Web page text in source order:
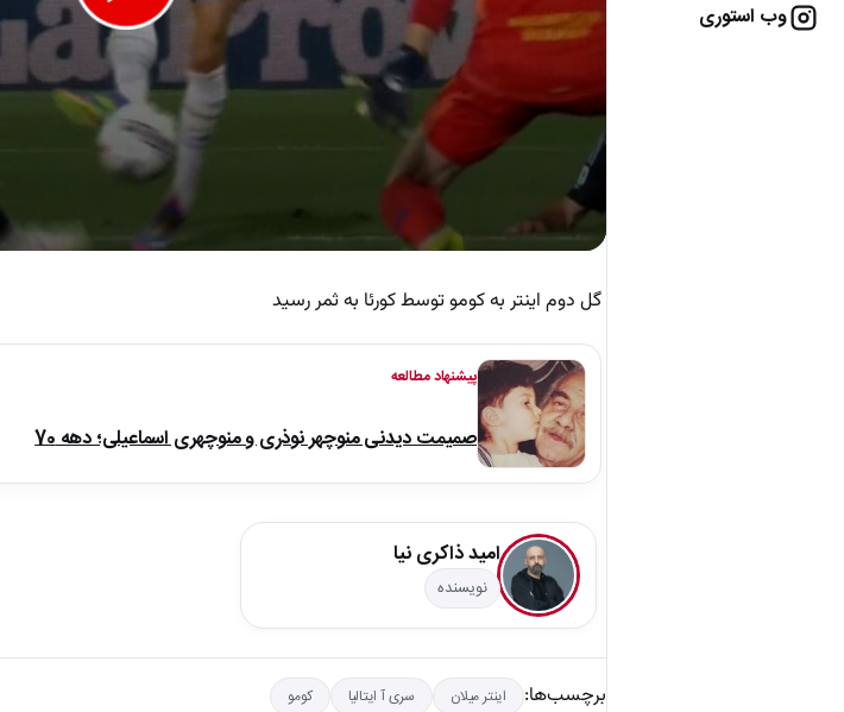
وب استوری
گل دوم اینتر به کومو توسط کورئا به ثمر رسید
پیشنهاد مطالعه
صمیمت دیدنی منوچهر نوذری و منوچهری اسماعیلی؛ دهه 70
امید ذاکری نیا
نویسنده
برچسب‌ها: اینتر میلان سری آ ایتالیا کومو